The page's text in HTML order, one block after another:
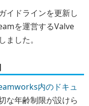
イドラインを更新し
を運営するValve
した。
内のドキュ
な年齢制限が設けら